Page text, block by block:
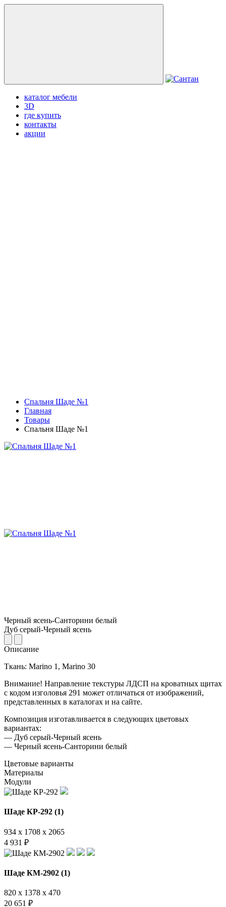
каталог мебели
3D
где купить
контакты
акции
Спальня Шаде №1
Главная
Товары
Спальня Шаде №1
Черный ясень-Санторини белый
Дуб серый-Черный ясень
Описание
Ткань: Marino 1, Marino 30
Внимание! Направление текстуры ЛДСП на кроватных щитах
с кодом изголовья 291 может отличаться от изображений,
представленных в каталогах и на сайте.
Композиция изготавливается в следующих цветовых
вариантах:
— Дуб серый-Черный ясень
— Черный ясень-Санторини белый
Цветовые варианты
Материалы
Модули
Шаде КР-292 (1)
934 x 1708 x 2065
4 931 ₽
Шаде КМ-2902 (1)
820 x 1378 x 470
20 651 ₽